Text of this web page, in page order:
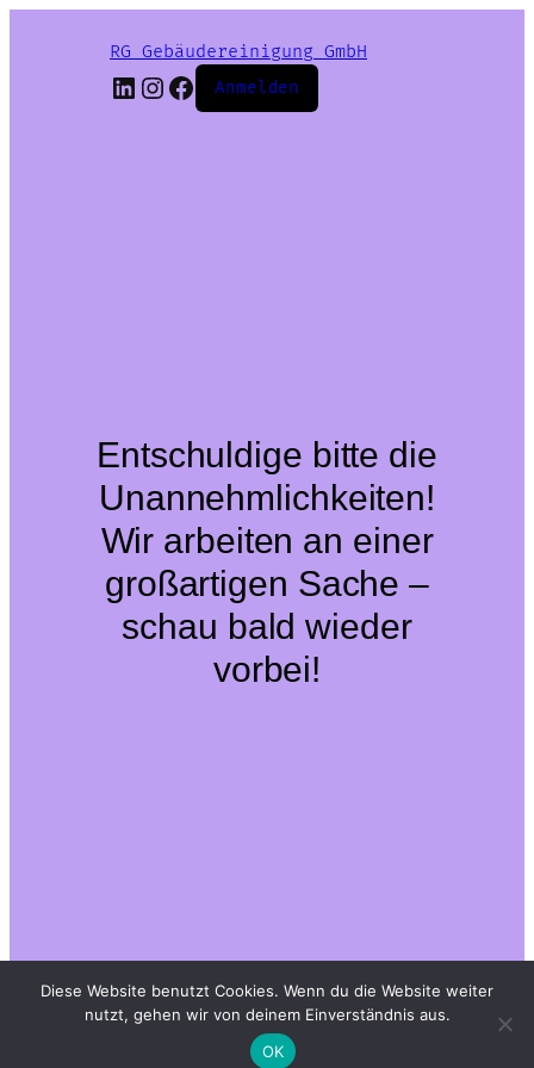
RG Gebäudereinigung GmbH
LinkedIn
Instagram
Facebook
Anmelden
Entschuldige bitte die
Unannehmlichkeiten!
Wir arbeiten an einer
großartigen Sache –
schau bald wieder
vorbei!
Diese Website benutzt Cookies. Wenn du die Website weiter
nutzt, gehen wir von deinem Einverständnis aus.
OK